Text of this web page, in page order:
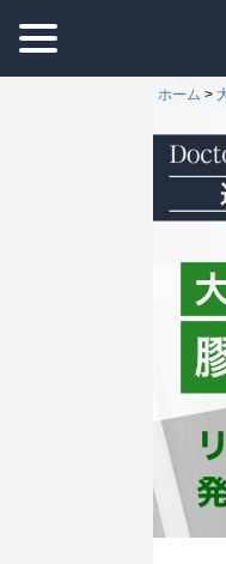
ホーム >